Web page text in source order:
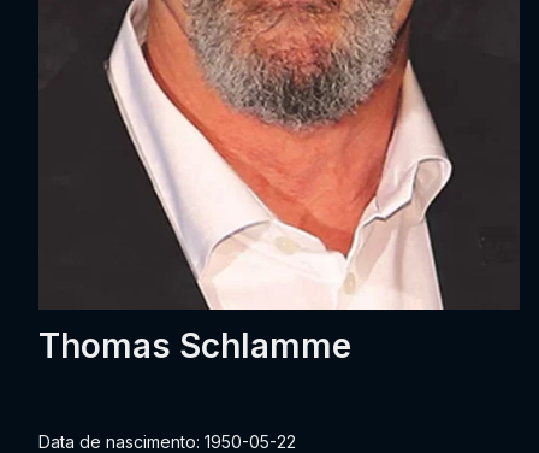
Thomas Schlamme
Data de nascimento: 1950-05-22